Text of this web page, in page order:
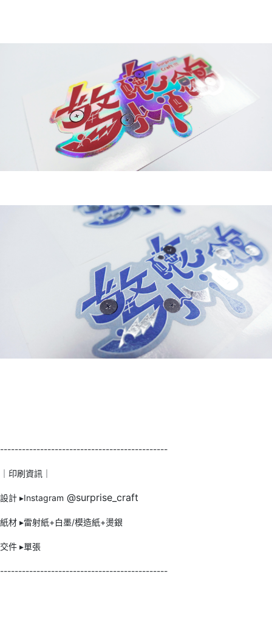
----------------------------------------------
｜印刷資訊｜
設計 ▸Instagram @surprise_craft
紙材 ▸雷射紙+白墨/模造紙+燙銀
交件 ▸單張
----------------------------------------------